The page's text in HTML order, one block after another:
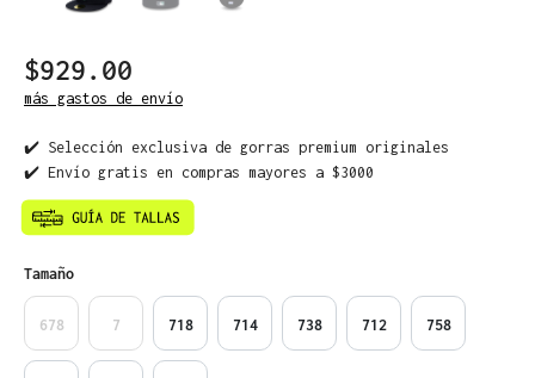
$929.00
más gastos de envío
✔️ Selección exclusiva de gorras premium originales
✔️ Envío gratis en compras mayores a $3000
Seleccione
Tamaño
678 7 718 714 738 712 758